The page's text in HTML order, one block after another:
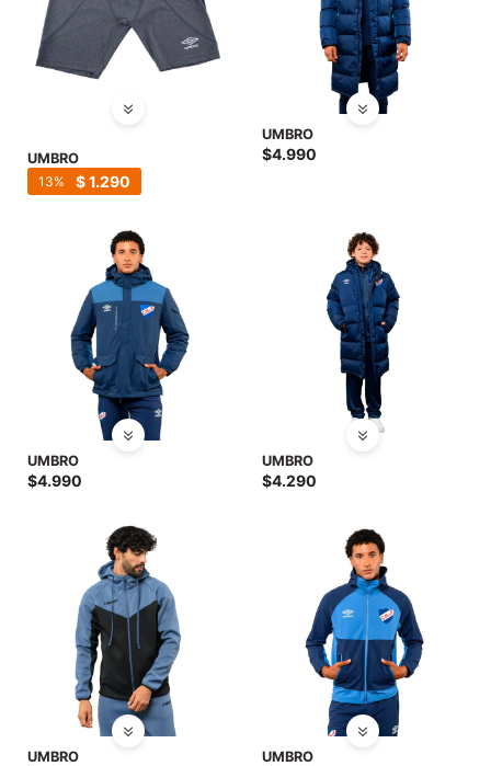
UMBRO
$1.290
13
UMBRO
$4.990
UMBRO
$4.990
UMBRO
$4.290
UMBRO UMBRO